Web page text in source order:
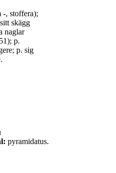
-, stoffera);
skägg
naglar
p.
p. sig
pyramidatus.